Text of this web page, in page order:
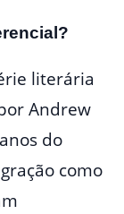
literária
Andrew
do
como